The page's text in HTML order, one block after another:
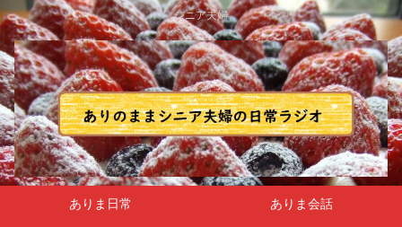
シニア夫婦
ありま日常 ありま会話